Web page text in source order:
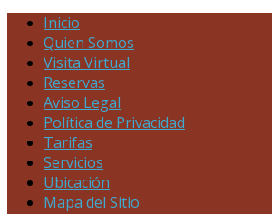
Inicio
Quien Somos
Visita Virtual
Reservas
Aviso Legal
Política de Privacidad
Tarifas
Servicios
Ubicación
Mapa del Sitio